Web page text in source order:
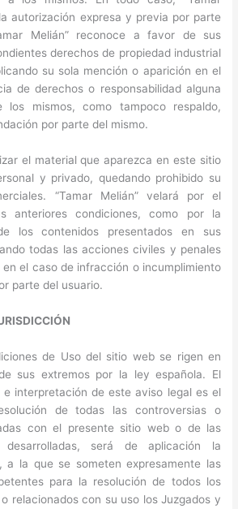
autorización expresa y previa por parte
Melián” reconoce a favor de sus
derechos de propiedad industrial
su sola mención o aparición en el
de derechos o responsabilidad alguna
los mismos, como tampoco respaldo,
por parte del mismo.
el material que aparezca en este sitio
y privado, quedando prohibido su
“Tamar Melián” velará por el
anteriores condiciones, como por la
los contenidos presentados en sus
todas las acciones civiles y penales
el caso de infracción o incumplimiento
parte del usuario.
de Uso del sitio web se rigen en
sus extremos por la ley española. El
e interpretación de este aviso legal es el
de todas las controversias o
con el presente sitio web o de las
será de aplicación la
a la que se someten expresamente las
para la resolución de todos los
relacionados con su uso los Juzgados y